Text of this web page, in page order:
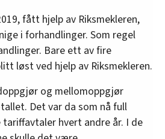
fått hjelp av Riksmekleren,
i forhandlinger. Som regel
Bare ett av fire
løst ved hjelp av Riksmekleren.
og mellomoppgjør
Det var da som nå full
hvert andre år. I de